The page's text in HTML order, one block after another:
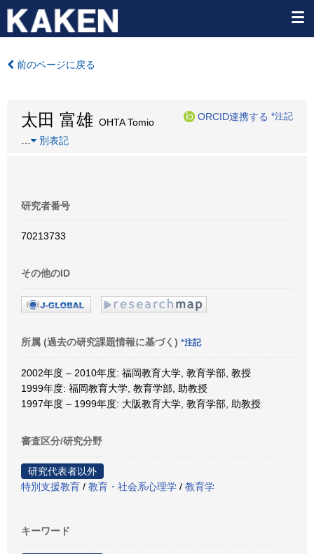
前のページに戻る
太田 富雄 OHTA Tomio
ORCID連携する *注記
別表記
研究者番号
70213733
その他のID
所属 (過去の研究課題情報に基づく) *注記
2002年度 – 2010年度: 福岡教育大学, 教育学部, 教授
1999年度: 福岡教育大学, 教育学部, 助教授
1997年度 – 1999年度: 大阪教育大学, 教育学部, 助教授
審査区分/研究分野
研究代表者以外
特別支援教育 / 教育・社会系心理学 / 教育学
キーワード